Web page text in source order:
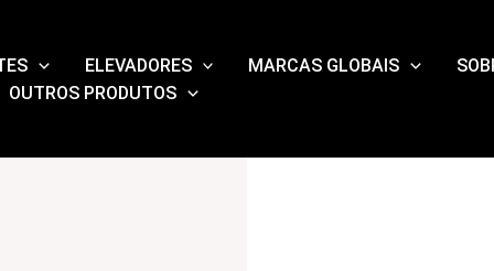
ELEVADORES MARCAS GLOBAIS
OUTROS PRODUTOS